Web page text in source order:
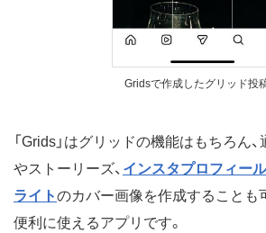
Gridsで作成したグリッド投
「Grids」はグリッドの機能はもちろん
やストーリーズ、 インスタプロフィー
ライトのカバー画像を作成することも
便利に使えるアプリです。